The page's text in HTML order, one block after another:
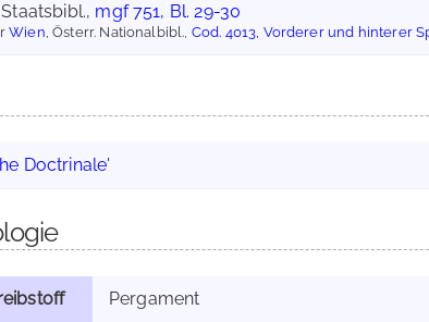
mgf 751, Bl. 29-30
Wien , Österr. Nationalbibl., Cod. 4013, Vorderer und hinterer
Doctrinale'
Pergament